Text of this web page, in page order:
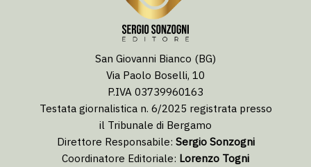
San Giovanni Bianco (BG)
Via Paolo Boselli, 10
P.IVA 03739960163
Testata giornalistica n. 6/2025 registrata presso
il Tribunale di Bergamo
Direttore Responsabile: Sergio Sonzogni
Coordinatore Editoriale: Lorenzo Togni